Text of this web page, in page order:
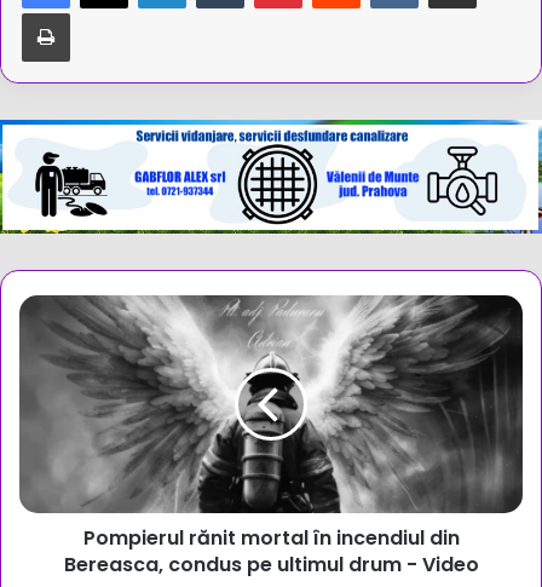
Tipărește
Pompierul
rănit
mortal
condus
pe
Pompierul rănit mortal în incendiul din
Bereasca, condus pe ultimul drum - Video